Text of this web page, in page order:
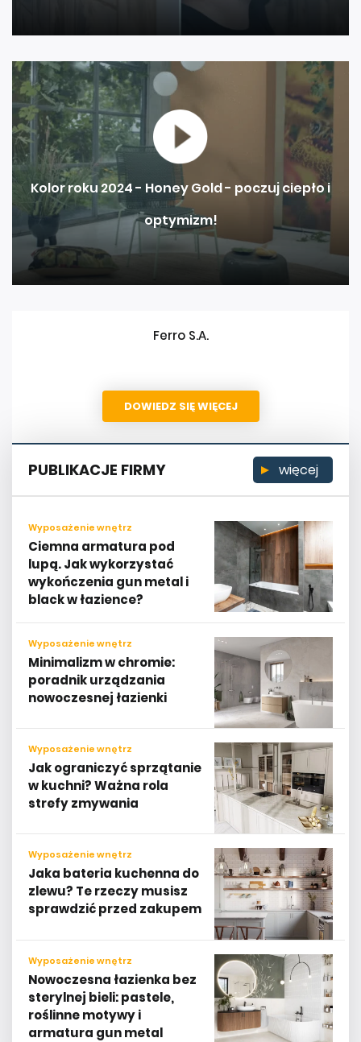
Kolor roku 2024 - Honey Gold - poczuj ciepło i
optymizm!
Ferro S.A.
DOWIEDZ SIĘ WIĘCEJ
PUBLIKACJE FIRMY więcej
Wyposażenie wnętrz
Ciemna armatura pod
lupą. Jak wykorzystać
wykończenia gun metal i
black w łazience?
Wyposażenie wnętrz
Minimalizm w chromie:
poradnik urządzania
nowoczesnej łazienki
Wyposażenie wnętrz
Jak ograniczyć sprzątanie
w kuchni? Ważna rola
strefy zmywania
Wyposażenie wnętrz
Jaka bateria kuchenna do
zlewu? Te rzeczy musisz
sprawdzić przed zakupem
Wyposażenie wnętrz
Nowoczesna łazienka bez
sterylnej bieli: pastele,
roślinne motywy i
armatura gun metal